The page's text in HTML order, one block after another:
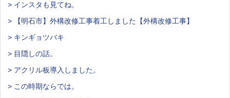
> インスタも見てね。
> 【明石市】外構改修工事着工しました【外構改修工事】
> キンギョツバキ
> 目隠しの話。
> アクリル板導入しました。
> この時期ならでは。